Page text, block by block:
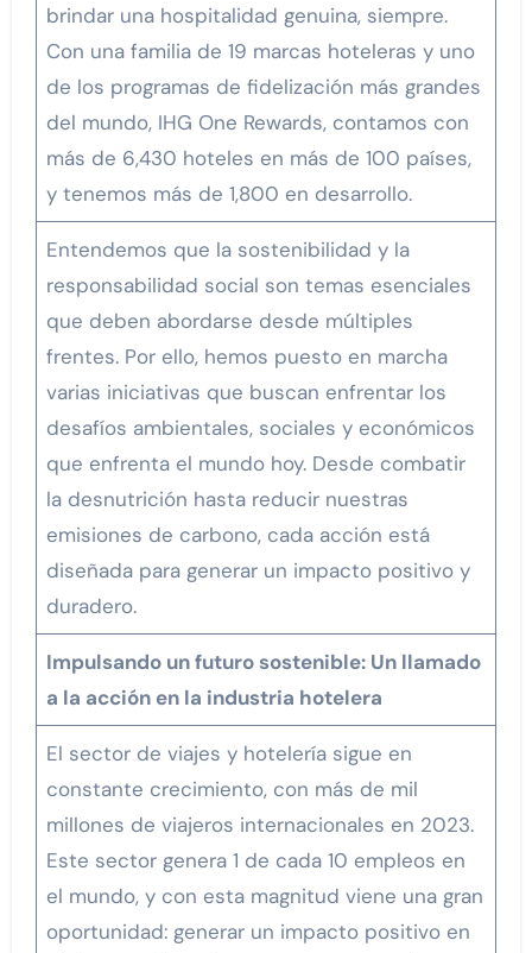
brindar una hospitalidad genuina, siempre.
Con una familia de 19 marcas hoteleras y uno
de los programas de fidelización más grandes
del mundo, IHG One Rewards, contamos con
más de 6,430 hoteles en más de 100 países,
y tenemos más de 1,800 en desarrollo.
Entendemos que la sostenibilidad y la
responsabilidad social son temas esenciales
que deben abordarse desde múltiples
frentes. Por ello, hemos puesto en marcha
varias iniciativas que buscan enfrentar los
desafíos ambientales, sociales y económicos
que enfrenta el mundo hoy. Desde combatir
la desnutrición hasta reducir nuestras
emisiones de carbono, cada acción está
diseñada para generar un impacto positivo y
duradero.
Impulsando un futuro sostenible: Un llamado
a la acción en la industria hotelera
El sector de viajes y hotelería sigue en
constante crecimiento, con más de mil
millones de viajeros internacionales en 2023.
Este sector genera 1 de cada 10 empleos en
el mundo, y con esta magnitud viene una gran
oportunidad: generar un impacto positivo en